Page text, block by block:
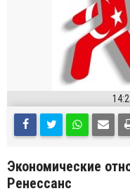
Экономические
Ренессанс